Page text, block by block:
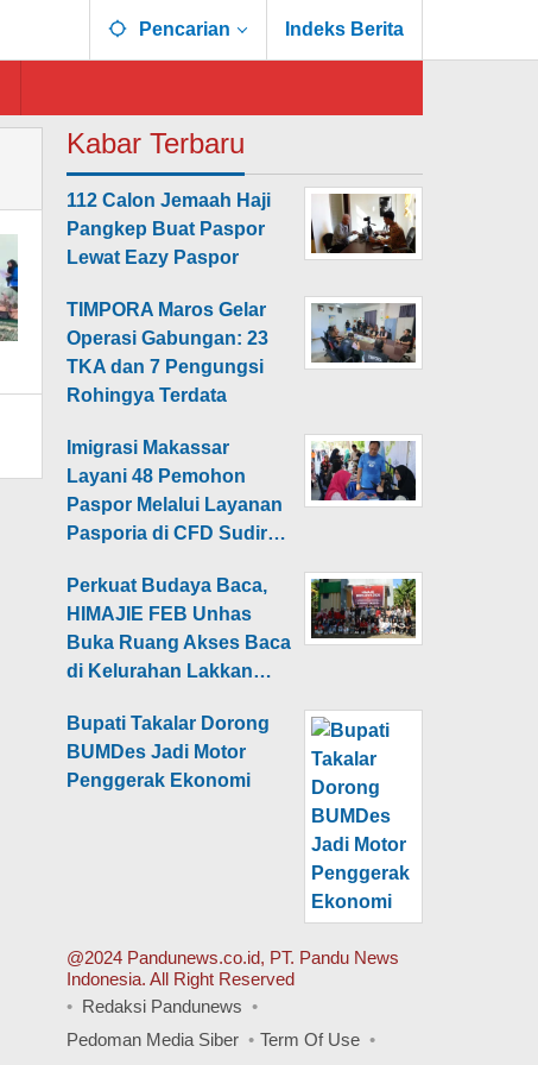
Pencarian Indeks Berita
Kabar Terbaru
112 Calon Jemaah Haji
Pangkep Buat Paspor
Lewat Eazy Paspor
TIMPORA Maros Gelar
Operasi Gabungan: 23
TKA dan 7 Pengungsi
Rohingya Terdata
Imigrasi Makassar
Layani 48 Pemohon
Paspor Melalui Layanan
Pasporia di CFD Sudir…
Perkuat Budaya Baca,
HIMAJIE FEB Unhas
Buka Ruang Akses Baca
di Kelurahan Lakkan…
Bupati Takalar Dorong
BUMDes Jadi Motor
Penggerak Ekonomi
@2024 Pandunews.co.id, PT. Pandu News
Indonesia. All Right Reserved
Redaksi Pandunews
Pedoman Media Siber
Term Of Use